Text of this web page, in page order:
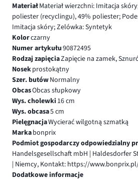
MateriałMateriał wierzchni: Imitacja
poliester (recyclingu), 49% poliester;
Imitacja skóry; Zelówka: Syntetyk
Kolorczarny
Numer artykułu90872495
Rodzaj zapięciaZapięcie na zamek,
Nosekprostokątny
Szer. butówNormalny
ObcasObcas słupkowy
Wys. cholewki 16 cm
Wys. obcasa5 cm
PielęgnacjaWycierać wilgotną szmatką
Markabonprix
Podmiot gospodarczy odpowiedzialny
Handelsgesellschaft mbH | Haldesdorfer
| Niemcy, Kontakt: https://
Dodatkowe informacje